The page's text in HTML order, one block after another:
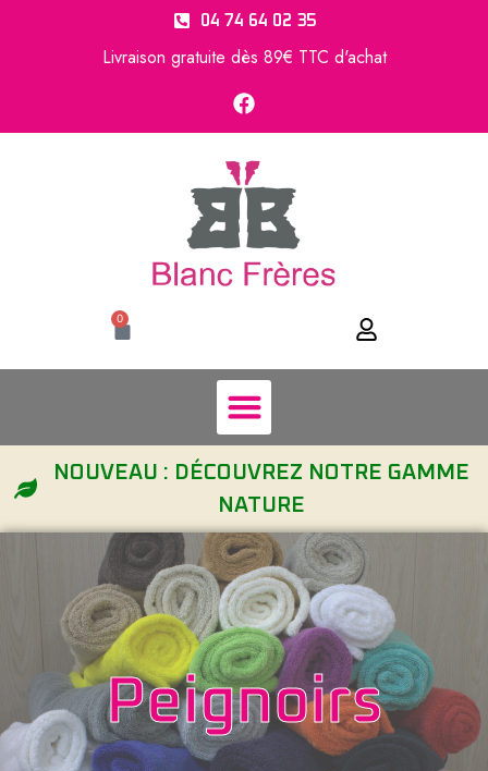
04 74 64 02 35
Livraison gratuite dès 89€ TTC d'achat
0
NOUVEAU : DÉCOUVREZ NOTRE GAMME
NATURE
Peignoirs